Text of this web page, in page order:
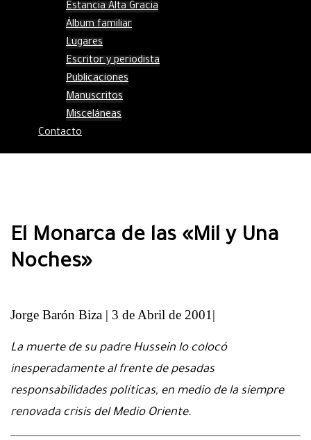
Estancia Alta Gracia
Álbum familiar
Lugares
Escritor y periodista
Publicaciones
Manuscritos
Misceláneas
Contacto
El Monarca de las «Mil y Una
Noches»
Jorge Barón Biza | 3 de Abril de 2001|
La muerte de su padre Hussein lo colocó
inesperadamente al frente de pesadas
responsabilidades políticas, en medio de la siempre
renovada crisis del Medio Oriente.